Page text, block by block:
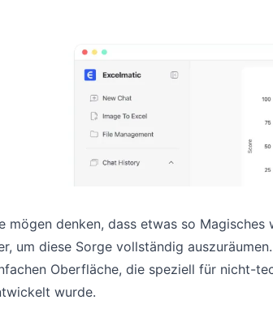
mögen denken, dass etwas so
um diese Sorge vollständig
Oberfläche, die speziell für nicht-
wurde.